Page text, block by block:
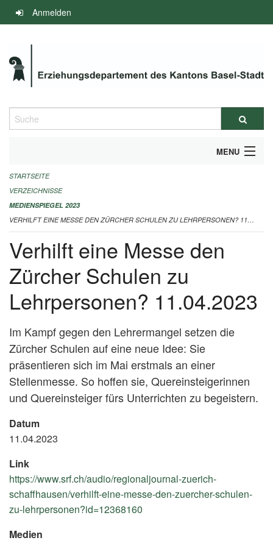
Navigation
überspringen
Anmelden
Suche
MENU
INFOS ZUM ED-MEDIENSPIEGEL
IMPRESSUM
STARTSEITE
VERZEICHNISSE
MEDIENSPIEGEL 2023
VERHILFT EINE MESSE DEN ZÜRCHER SCHULEN ZU LEHRPERSONEN? 11.04.2023
Verhilft eine Messe den
Zürcher Schulen zu
Lehrpersonen? 11.04.2023
Im Kampf gegen den Lehrermangel setzen die
Zürcher Schulen auf eine neue Idee: Sie
präsentieren sich im Mai erstmals an einer
Stellenmesse. So hoffen sie, Quereinsteigerinnen
und Quereinsteiger fürs Unterrichten zu begeistern.
Datum
11.04.2023
Link
https://www.srf.ch/audio/regionaljournal-zuerich-
schaffhausen/verhilft-eine-messe-den-zuercher-schulen-
zu-lehrpersonen?id=12368160
Medien